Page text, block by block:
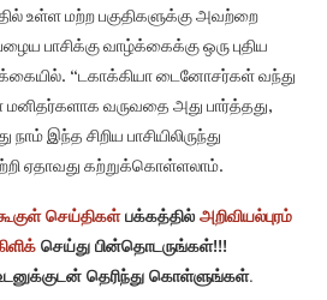
உள்ள மற்ற பகுதிகளுக்கு அவற்றை
பாசிக்கு வாழ்க்கைக்கு ஒரு புதிய
“டகாக்கியா டைனோசர்கள் வந்து
வருவதை அது பார்த்தது,
இந்த சிறிய பாசியிலிருந்து
ஏதாவது கற்றுக்கொள்ளலாம்.
செய்திகள்பக்கத்தில் அறிவியல்புரம்
செய்து பின்தொடருங்கள்!!!
தெரிந்து கொள்ளுங்கள்.